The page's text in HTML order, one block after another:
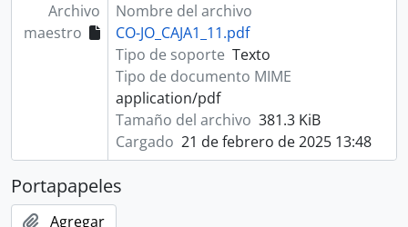
Archivo
maestro
Nombre del archivo
CO-JO_CAJA1_11.pdf
Tipo de soporte Texto
Tipo de documento MIME
application/pdf
Tamaño del archivo 381.3 KiB
Cargado 21 de febrero de 2025 13:48
Portapapeles
Agregar